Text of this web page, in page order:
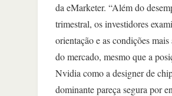
da eMarketer. “Além do
trimestral, os investidores
orientação e as condições mais
do mercado, mesmo que a
Nvidia como a designer de
dominante pareça segura por